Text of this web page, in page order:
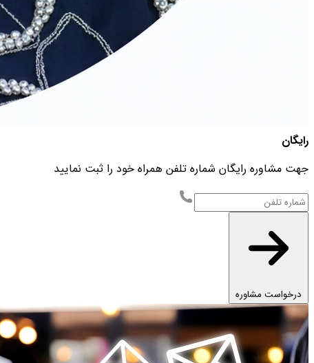
رایگان
جهت مشاوره رایگان شماره تلفن همراه خود را ثبت نمایید
درخواست مشاوره